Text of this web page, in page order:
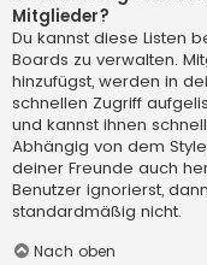
Mitglieder?
Du kannst diese Listen
Boards zu verwalten.
hinzufügst, werden in
schnellen Zugriff
und kannst ihnen
Abhängig von dem
deiner Freunde auch
Benutzer ignorierst,
standardmäßig nicht.
Nach oben